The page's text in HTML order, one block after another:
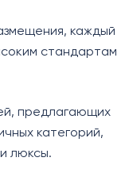
каждый
стандартам
предлагающих
категорий,
люксы.